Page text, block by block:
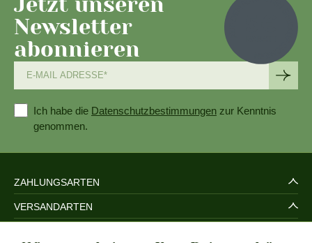
Newsletter
abonnieren
Ich habe die Datenschutzbestimmungen zur Kenntnis
genommen.
ZAHLUNGSARTEN
VERSANDARTEN